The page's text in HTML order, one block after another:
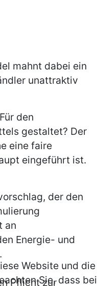
mahnt dabei ein
unattraktiv
den
gestaltet? Der
eine faire
eingeführt ist.
der den
an
Energie- und
Pflicht zur
Website und die
Sie, dass bei